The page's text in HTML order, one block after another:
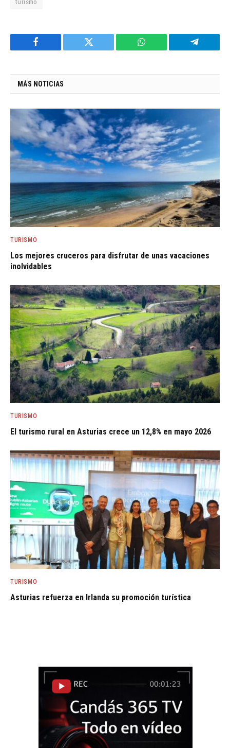
turismo
Facebook Twitter WhatsApp Telegram
MÁS NOTICIAS
TURISMO
Los mejores cruceros para disfrutar de unas vacaciones
inolvidables
TURISMO
El turismo rural en Asturias crece un 12,8% en mayo 2026
TURISMO
Asturias refuerza en Irlanda su promoción turística